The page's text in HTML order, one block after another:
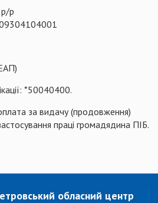
р
*50040400.
за видачу (продовження)
праці громадядина ПІБ.
обласний центр